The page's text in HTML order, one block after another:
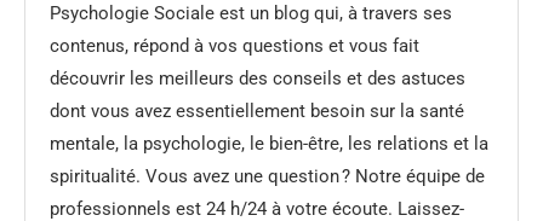
Psychologie Sociale est un blog qui, à travers ses
contenus, répond à vos questions et vous fait
découvrir les meilleurs des conseils et des astuces
dont vous avez essentiellement besoin sur la santé
mentale, la psychologie, le bien-être, les relations et la
spiritualité. Vous avez une question ? Notre équipe de
professionnels est 24 h/24 à votre écoute. Laissez-